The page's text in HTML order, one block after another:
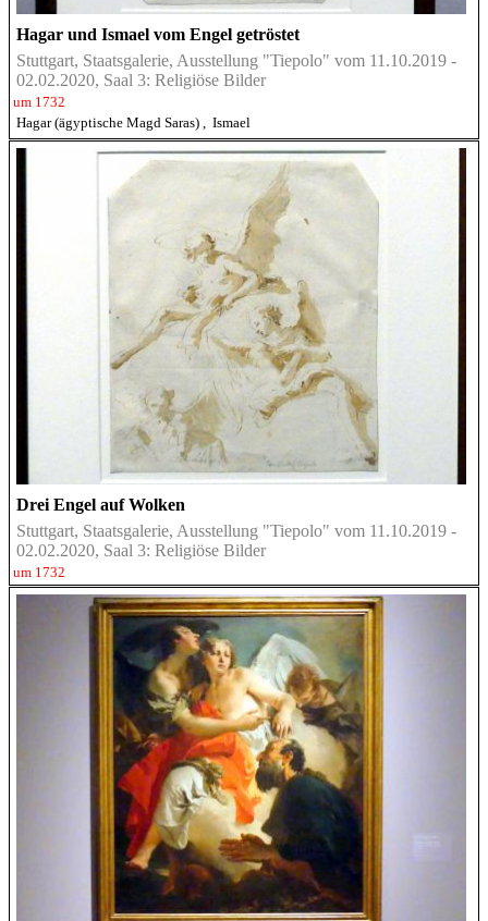
Hagar und Ismael vom Engel getröstet
Stuttgart, Staatsgalerie, Ausstellung "Tiepolo" vom 11.10.2019 -
02.02.2020, Saal 3: Religiöse Bilder
um 1732
Hagar (ägyptische Magd Saras)
Ismael
Drei Engel auf Wolken
Stuttgart, Staatsgalerie, Ausstellung "Tiepolo" vom 11.10.2019 -
02.02.2020, Saal 3: Religiöse Bilder
um 1732